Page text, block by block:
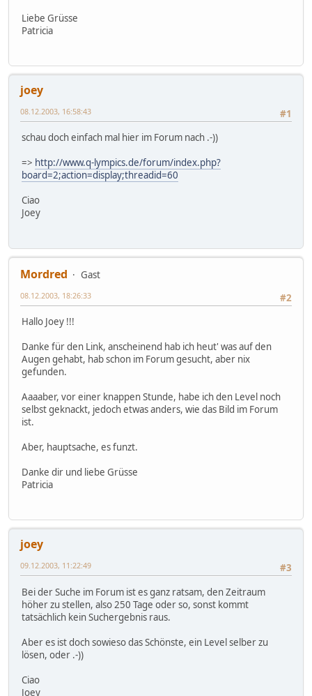
Liebe Grüsse
Patricia
joey
#1
08.12.2003, 16:58:43
schau doch einfach mal hier im Forum nach .-))
=> http://www.q-lympics.de/forum/index.php?
board=2;action=display;threadid=60
Ciao
Joey
Mordred
Gast
#2
08.12.2003, 18:26:33
Hallo Joey !!!
Danke für den Link, anscheinend hab ich heut' was auf den
Augen gehabt, hab schon im Forum gesucht, aber nix
gefunden.
Aaaaber, vor einer knappen Stunde, habe ich den Level noch
selbst geknackt, jedoch etwas anders, wie das Bild im Forum
ist.
Aber, hauptsache, es funzt.
Danke dir und liebe Grüsse
Patricia
joey
#3
09.12.2003, 11:22:49
Bei der Suche im Forum ist es ganz ratsam, den Zeitraum
höher zu stellen, also 250 Tage oder so, sonst kommt
tatsächlich kein Suchergebnis raus.
Aber es ist doch sowieso das Schönste, ein Level selber zu
lösen, oder .-))
Ciao
Joey